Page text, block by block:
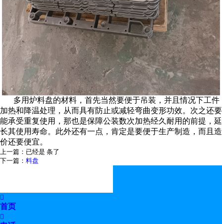
多用炉料盘的材料，首先当然要便于吊装，并且情况下工件
加热和降温处理，从而具有防止或减轻弯曲变形功效。次之还要
能承受重复使用，那也是保障公装数次加热经久耐用的前提，延
长其使用寿命。此外还有一点，肯定是要便于生产制造，而且造
价还要便宜。
上一篇：已经是 条了
下一篇： 料盘

首页
